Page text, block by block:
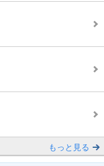
もっと見る